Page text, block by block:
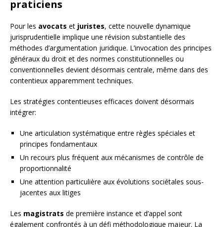
praticiens
Pour les avocats et juristes, cette nouvelle dynamique
jurisprudentielle implique une révision substantielle des
méthodes d’argumentation juridique. L’invocation des principes
généraux du droit et des normes constitutionnelles ou
conventionnelles devient désormais centrale, même dans des
contentieux apparemment techniques.
Les stratégies contentieuses efficaces doivent désormais
intégrer:
Une articulation systématique entre règles spéciales et
principes fondamentaux
Un recours plus fréquent aux mécanismes de contrôle de
proportionnalité
Une attention particulière aux évolutions sociétales sous-
jacentes aux litiges
Les magistrats de première instance et d’appel sont
également confrontés à un défi méthodologique majeur. La